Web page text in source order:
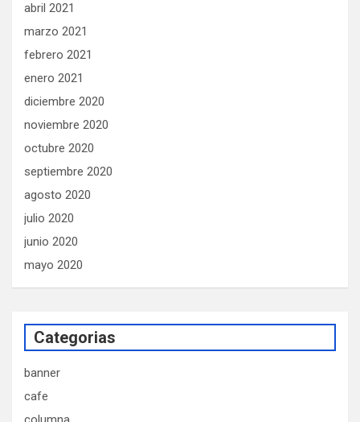
abril 2021
marzo 2021
febrero 2021
enero 2021
diciembre 2020
noviembre 2020
octubre 2020
septiembre 2020
agosto 2020
julio 2020
junio 2020
mayo 2020
Categorias
banner
cafe